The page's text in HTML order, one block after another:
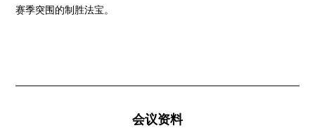
赛季突围的制胜法宝。
会议资料